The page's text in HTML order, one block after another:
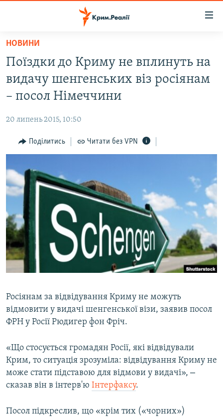
Перейти
основного
матеріалу
основної
Перейти
до
ВОДА.КРИМ
ВІДЕО ТА ФОТО
БЛОГИ
ПОГЛЯД
ВСЕ ЗА ДЕНЬ
СПЕЦПРОЕКТИ
ДЕПОРТАЦІЯ
ВІДЕОУРОКИ «ELIFBE»
СВІДЧЕННЯ ОКУПАЦІЇ
УКРАЇНСЬКА ПРОБЛЕМА КРИМУ
ЯК ОБІЙТИ БЛОКУВАННЯ
Русский
Qırımtatar
НОВИНИ
Поїздки до Криму не вплинуть на
видачу шенгенських віз росіянам
– посол Німеччини
20 липень 2015, 10:50
Поділитись Читати без VPN
Росіянам за відвідування Криму не можуть
відмовити у видачі шенгенської візи, заявив посол
ФРН у Росії Рюдигер фон Фріч.
«Що стосується громадян Росії, які відвідували
Крим, то ситуація зрозуміла: відвідування Криму не
може стати підставою для відмови у видачі», –
сказав він в інтерв'ю Інтерфаксу.
Посол підкреслив, що «крім тих («чорних»)